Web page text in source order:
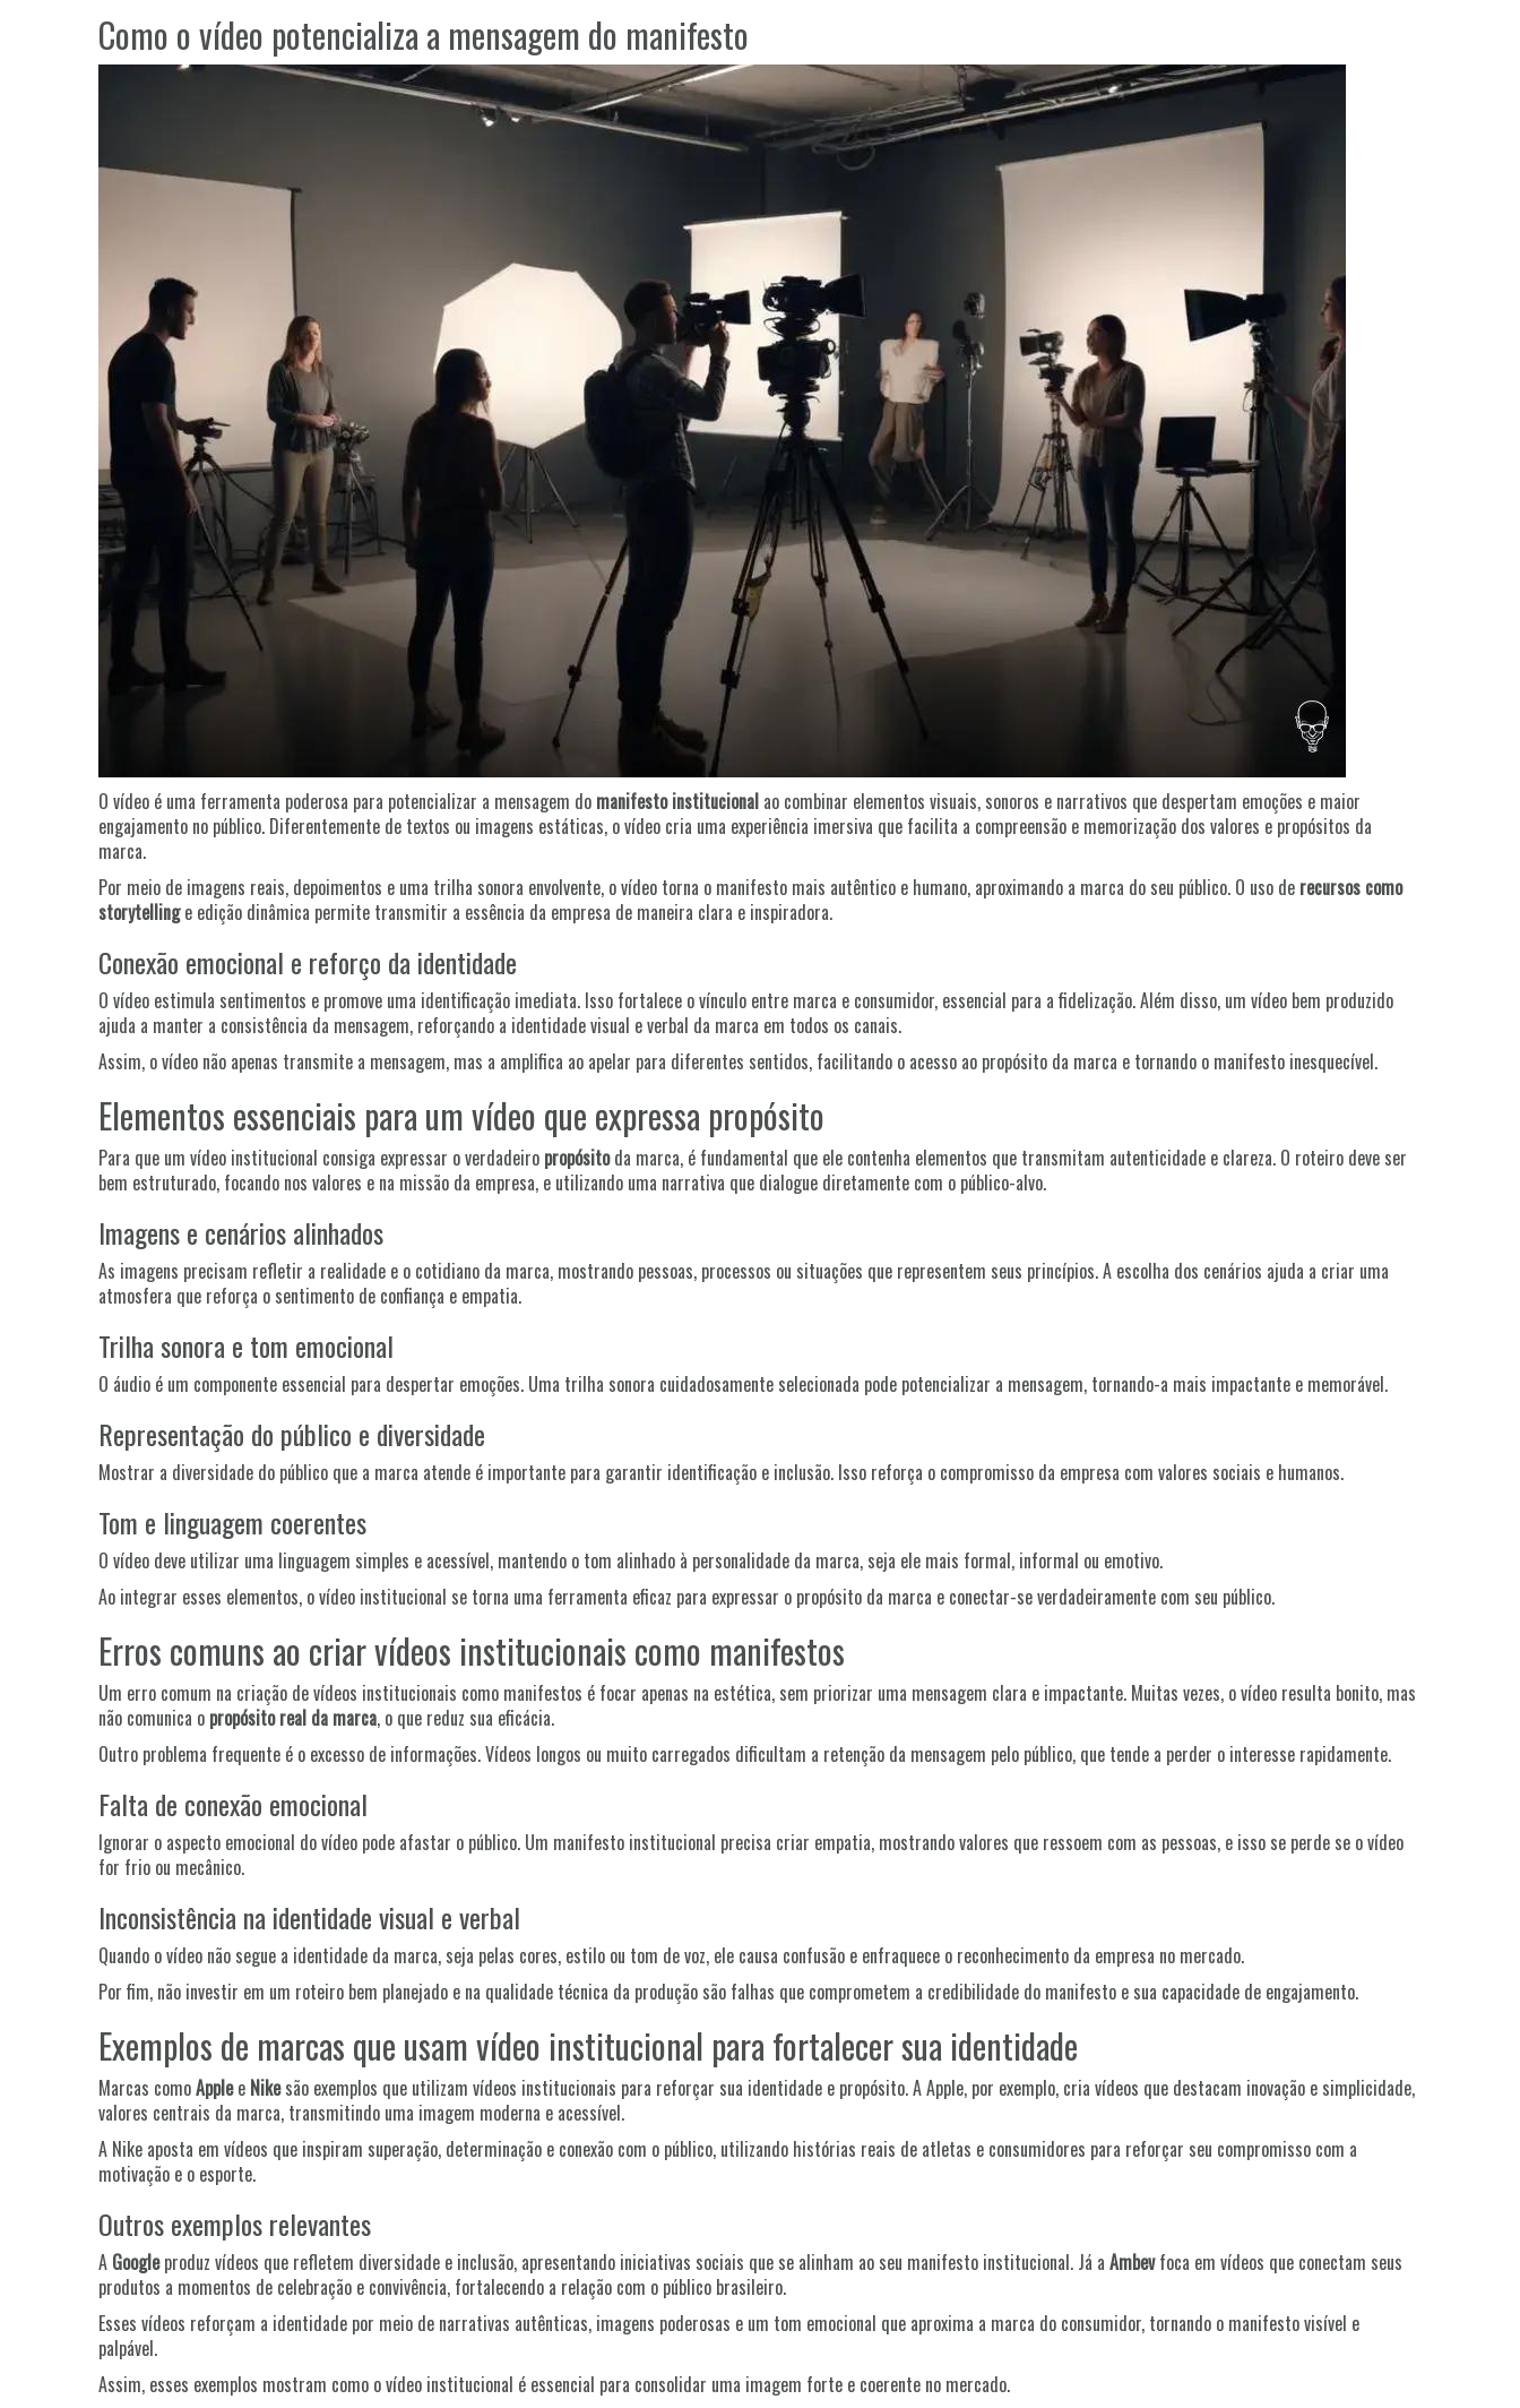
Como o vídeo potencializa a mensagem do manifesto
O vídeo é uma ferramenta poderosa para potencializar a mensagem do manifesto institucional ao combinar elementos visuais, sonoros e narrativos que despertam emoções e maior
engajamento no público. Diferentemente de textos ou imagens estáticas, o vídeo cria uma experiência imersiva que facilita a compreensão e memorização dos valores e propósitos da
marca.
Por meio de imagens reais, depoimentos e uma trilha sonora envolvente, o vídeo torna o manifesto mais autêntico e humano, aproximando a marca do seu público. O uso de recursos como
storytellinge edição dinâmica permite transmitir a essência da empresa de maneira clara e inspiradora.
Conexão emocional e reforço da identidade
O vídeo estimula sentimentos e promove uma identificação imediata. Isso fortalece o vínculo entre marca e consumidor, essencial para a fidelização. Além disso, um vídeo bem produzido
ajuda a manter a consistência da mensagem, reforçando a identidade visual e verbal da marca em todos os canais.
Assim, o vídeo não apenas transmite a mensagem, mas a amplifica ao apelar para diferentes sentidos, facilitando o acesso ao propósito da marca e tornando o manifesto inesquecível.
Elementos essenciais para um vídeo que expressa propósito
Para que um vídeo institucional consiga expressar o verdadeiro propósitoda marca, é fundamental que ele contenha elementos que transmitam autenticidade e clareza. O roteiro deve ser
bem estruturado, focando nos valores e na missão da empresa, e utilizando uma narrativa que dialogue diretamente com o público-alvo.
Imagens e cenários alinhados
As imagens precisam refletir a realidade e o cotidiano da marca, mostrando pessoas, processos ou situações que representem seus princípios. A escolha dos cenários ajuda a criar uma
atmosfera que reforça o sentimento de confiança e empatia.
Trilha sonora e tom emocional
O áudio é um componente essencial para despertar emoções. Uma trilha sonora cuidadosamente selecionada pode potencializar a mensagem, tornando-a mais impactante e memorável.
Representação do público e diversidade
Mostrar a diversidade do público que a marca atende é importante para garantir identificação e inclusão. Isso reforça o compromisso da empresa com valores sociais e humanos.
Tom e linguagem coerentes
O vídeo deve utilizar uma linguagem simples e acessível, mantendo o tom alinhado à personalidade da marca, seja ele mais formal, informal ou emotivo.
Ao integrar esses elementos, o vídeo institucional se torna uma ferramenta eficaz para expressar o propósito da marca e conectar-se verdadeiramente com seu público.
Erros comuns ao criar vídeos institucionais como manifestos
Um erro comum na criação de vídeos institucionais como manifestos é focar apenas na estética, sem priorizar uma mensagem clara e impactante. Muitas vezes, o vídeo resulta bonito, mas
não comunica o propósito real da marca, o que reduz sua eficácia.
Outro problema frequente é o excesso de informações. Vídeos longos ou muito carregados dificultam a retenção da mensagem pelo público, que tende a perder o interesse rapidamente.
Falta de conexão emocional
Ignorar o aspecto emocional do vídeo pode afastar o público. Um manifesto institucional precisa criar empatia, mostrando valores que ressoem com as pessoas, e isso se perde se o vídeo
for frio ou mecânico.
Inconsistência na identidade visual e verbal
Quando o vídeo não segue a identidade da marca, seja pelas cores, estilo ou tom de voz, ele causa confusão e enfraquece o reconhecimento da empresa no mercado.
Por fim, não investir em um roteiro bem planejado e na qualidade técnica da produção são falhas que comprometem a credibilidade do manifesto e sua capacidade de engajamento.
Exemplos de marcas que usam vídeo institucional para fortalecer sua identidade
Marcas comoApplee Nikesão exemplos que utilizam vídeos institucionais para reforçar sua identidade e propósito. A Apple, por exemplo, cria vídeos que destacam inovação e simplicidade,
valores centrais da marca, transmitindo uma imagem moderna e acessível.
A Nike aposta em vídeos que inspiram superação, determinação e conexão com o público, utilizando histórias reais de atletas e consumidores para reforçar seu compromisso com a
motivação e o esporte.
Outros exemplos relevantes
A Googleproduz vídeos que refletem diversidade e inclusão, apresentando iniciativas sociais que se alinham ao seu manifesto institucional. Já a Ambevfoca em vídeos que conectam seus
produtos a momentos de celebração e convivência, fortalecendo a relação com o público brasileiro.
Esses vídeos reforçam a identidade por meio de narrativas autênticas, imagens poderosas e um tom emocional que aproxima a marca do consumidor, tornando o manifesto visível e
palpável.
Assim, esses exemplos mostram como o vídeo institucional é essencial para consolidar uma imagem forte e coerente no mercado.